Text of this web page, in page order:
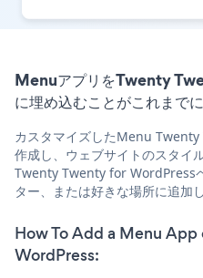
MenuアプリをTwenty
に埋め込むことがこれまで
カスタマイズしたMenu
作成し、ウェブサイトのスタイ
Twenty Twenty for WordPress
ター、または好きな場所に追加
How To Add a Menu
WordPress: